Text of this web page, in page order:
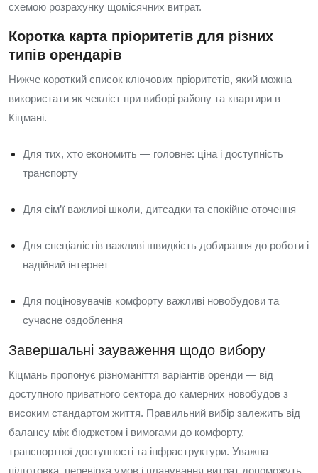
схемою розрахунку щомісячних витрат.
Коротка карта пріоритетів для різних
типів орендарів
Нижче короткий список ключових пріоритетів, який можна
використати як чекліст при виборі району та квартири в
Кіцмані.
Для тих, хто економить — головне: ціна і доступність
транспорту
Для сім’ї важливі школи, дитсадки та спокійне оточення
Для спеціалістів важливі швидкість добирання до роботи і
надійний інтернет
Для поціновувачів комфорту важливі новобудови та
сучасне оздоблення
Завершальні зауваження щодо вибору
Кіцмань пропонує різноманіття варіантів оренди — від
доступного приватного сектора до камерних новобудов з
високим стандартом життя. Правильний вибір залежить від
балансу між бюджетом і вимогами до комфорту,
транспортної доступності та інфраструктури. Уважна
підготовка, перевірка умов і планування витрат допоможуть